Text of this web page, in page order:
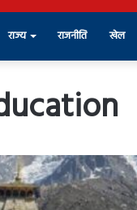
राज्य राजनीति खेल